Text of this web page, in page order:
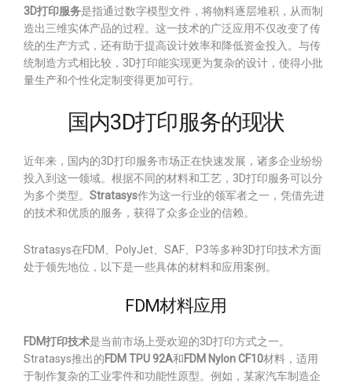
3D打印服务是指通过数字模型文件，将物料逐层堆积，从而制
造出三维实体产品的过程。这一技术的广泛应用不仅改变了传
统的生产方式，还有助于提高设计效率和降低资金投入。与传
统制造方式相比较，3D打印能实现更为复杂的设计，使得小批
量生产和个性化定制变得更加可行。
国内3D打印服务的现状
近年来，国内的3D打印服务市场正在快速发展，诸多企业纷纷
投入到这一领域。根据不同的材料和工艺，3D打印服务可以分
为多个类型。 Stratasys作为这一行业的领军者之一，凭借先进
的技术和优质的服务，获得了众多企业的信赖。
Stratasys在FDM、PolyJet、SAF、P3等多种3D打印技术方面
处于领先地位，以下是一些具体的材料和应用案例。
FDM材料应用
FDM打印技术是当前市场上受欢迎的3D打印方式之一。
Stratasys推出的FDM TPU 92A和FDM Nylon CF10材料，适用
于制作复杂的工业零件和功能性原型。例如，某家汽车制造企